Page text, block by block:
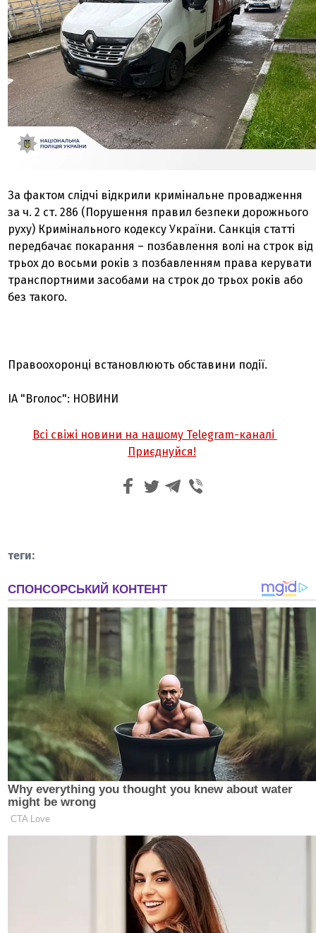
За фактом слідчі відкрили кримінальне провадження
за ч. 2 ст. 286 (Порушення правил безпеки дорожнього
руху) Кримінального кодексу України. Санкція статті
передбачає покарання – позбавлення волі на строк від
трьох до восьми років з позбавленням права керувати
транспортними засобами на строк до трьох років або
без такого.
Правоохоронці встановлюють обставини події.
ІА "Вголос": НОВИНИ
Всі свіжі новини на нашому Telegram-каналі
Приєднуйся!